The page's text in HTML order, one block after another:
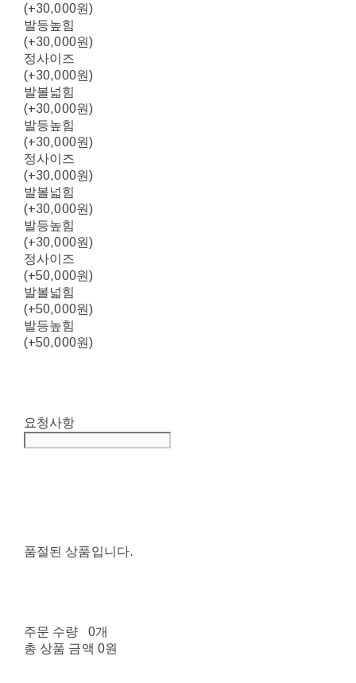
(+30,000원)
발등높힘
(+30,000원)
정사이즈
(+30,000원)
발볼넓힘
(+30,000원)
발등높힘
(+30,000원)
정사이즈
(+30,000원)
발볼넓힘
(+30,000원)
발등높힘
(+30,000원)
정사이즈
(+50,000원)
발볼넓힘
(+50,000원)
발등높힘
(+50,000원)
요청사항
품절된 상품입니다.
주문 수량
0개
총 상품 금액 0원